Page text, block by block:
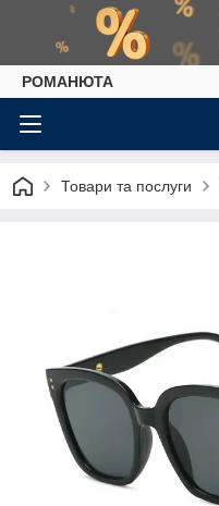
РОМАНЮТА
Товари та послуги